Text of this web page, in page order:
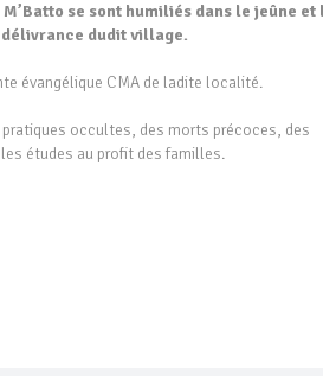
se sont humiliés dans le jeûne et
dudit village.
évangélique CMA de ladite localité.
occultes, des morts précoces, des
études au profit des familles.